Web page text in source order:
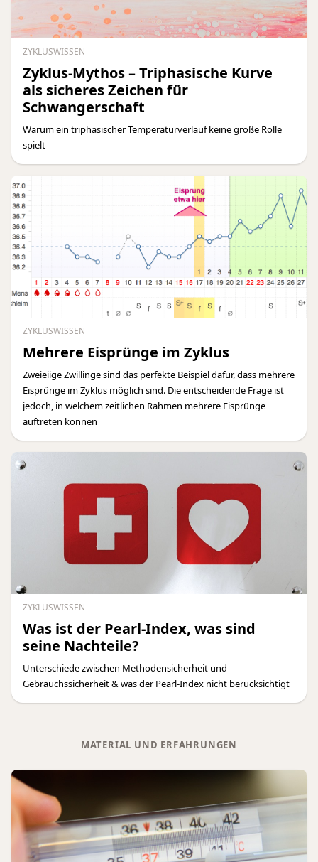
ZYKLUSWISSEN
Zyklus-Mythos – Triphasische Kurve
als sicheres Zeichen für
Schwangerschaft
Warum ein triphasischer Temperaturverlauf keine große Rolle
spielt
ZYKLUSWISSEN
Mehrere Eisprünge im Zyklus
Zweieiige Zwillinge sind das perfekte Beispiel dafür, dass mehrere
Eisprünge im Zyklus möglich sind. Die entscheidende Frage ist
jedoch, in welchem zeitlichen Rahmen mehrere Eisprünge
auftreten können
ZYKLUSWISSEN
Was ist der Pearl-Index, was sind
seine Nachteile?
Unterschiede zwischen Methodensicherheit und
Gebrauchssicherheit & was der Pearl-Index nicht berücksichtigt
MATERIAL UND ERFAHRUNGEN